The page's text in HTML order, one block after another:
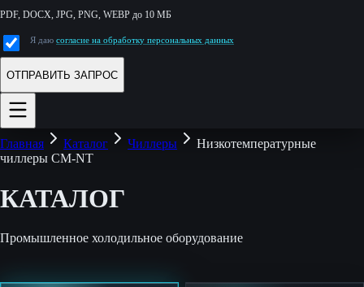
PDF, DOCX, JPG, PNG, WEBP до 10 МБ
Я даю согласие на обработку персональных данных
ОТПРАВИТЬ ЗАПРОС
Главная Каталог Чиллеры
Низкотемпературные
чиллеры CM-NT
КАТАЛОГ
Промышленное холодильное оборудование